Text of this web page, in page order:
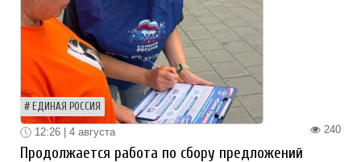
ЕДИНАЯ РОССИЯ
240
12:26 | 4 августа
Продолжается работа по сбору предложений